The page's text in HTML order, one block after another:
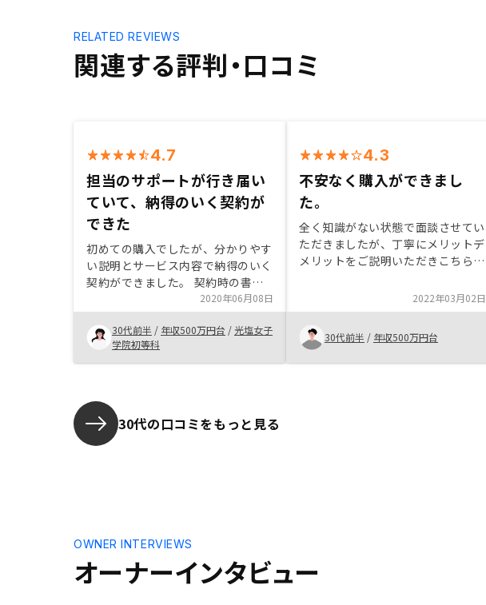
関連する評判・口コミ
RELATED REVIEWS
4.7
担当のサポートが行き届い
ていて、納得のいく契約が
できた
初めての購入でしたが、分かりやす
い説明とサービス内容で納得のいく
契約ができました。 契約時の書類
などそろえるのは大変でしたが、エ
ージェントの方がサポートしてくだ
さりありがたかったです。面倒なこ
とが苦手なので、一括アプリで管理
できるというのもとても魅力的で
が、もう少し丁寧で確実だとさらに
信頼性が上がります。
2020年06月08日
30代前半 / 年収500万円台 / 光塩女子
学院初等科
4.3
不安なく購入ができまし
た。
全く知識がない状態で面談させてい
ただきましたが、丁寧にメリットデ
メリットをご説明いただきこちらの
で信頼できました。 また物件に関
してもAIによって一定以上のクオリ
ティしか持っていないということで
納得できた為購入いたしました。購
入後最初の確定申告の見本やこうい
2022年03月02日
30代前半 / 年収500万円台
30代の口コミをもっと見る
オーナーインタビュー
OWNER INTERVIEWS